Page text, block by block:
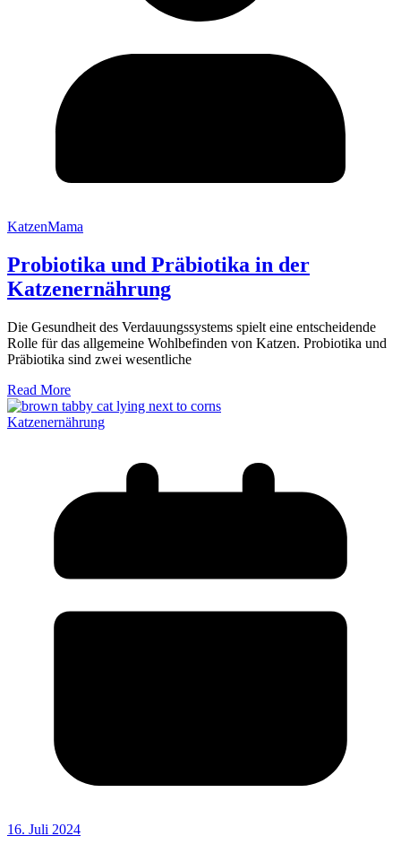
KatzenMama
Probiotika und Präbiotika in der
Katzenernährung
Die Gesundheit des Verdauungssystems spielt eine entscheidende
Rolle für das allgemeine Wohlbefinden von Katzen. Probiotika und
Präbiotika sind zwei wesentliche
Read More
Katzenernährung
16. Juli 2024